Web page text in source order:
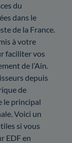
du
dans le
de la France.
à votre
faciliter vos
de l’Ain.
depuis
de
le principal
Voici un
si vous
EDF en